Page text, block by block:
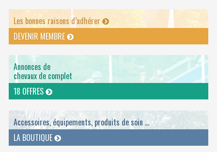
Les bonnes raisons d’adhérer
DEVENIR MEMBRE
Annonces de
chevaux de complet
18 OFFRES
Accessoires, équipements, produits de soin ...
LA BOUTIQUE